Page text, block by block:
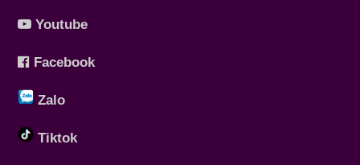
Youtube
Facebook
Zalo
Tiktok